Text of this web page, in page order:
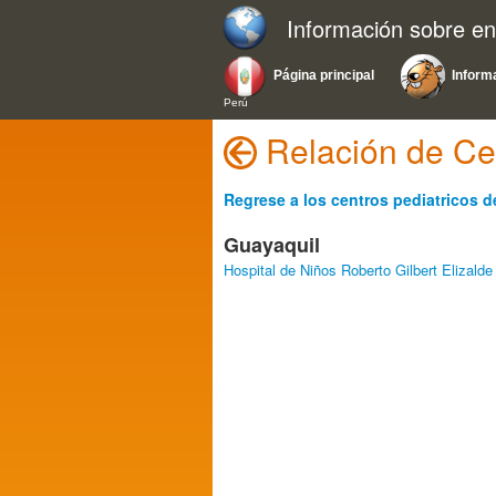
Información sobre
Página principal
Perú
Relación de
Regrese a los centros pediatricos
Guayaquil
Hospital de Niños Roberto Gilbert Elizalde